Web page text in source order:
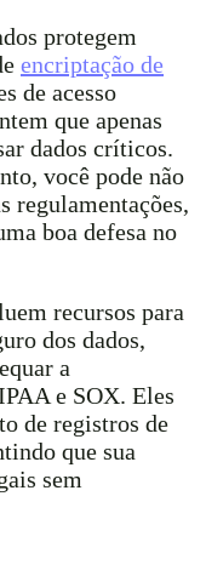
protegem
encriptação de
de acesso
que apenas
dados críticos.
você pode não
regulamentações,
boa defesa no
recursos para
dos dados,
a
e SOX. Eles
de registros de
que sua
sem